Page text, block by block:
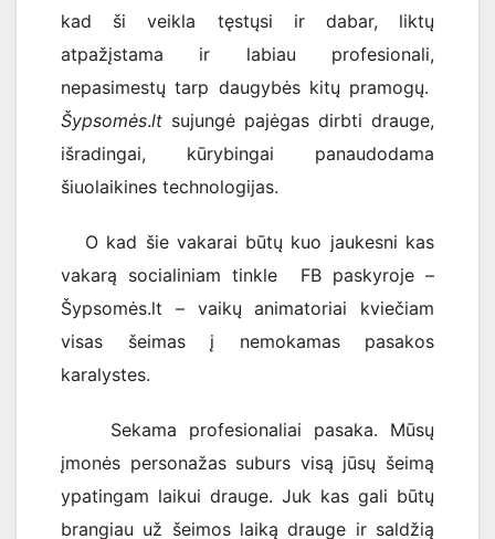
kad ši veikla tęstųsi ir dabar, liktų
atpažįstama ir labiau profesionali,
nepasimestų tarp daugybės kitų pramogų.
Šypsomės.lt sujungė pajėgas dirbti drauge,
išradingai, kūrybingai panaudodama
šiuolaikines technologijas.
O kad šie vakarai būtų kuo jaukesni kas
vakarą socialiniam tinkle FB paskyroje –
Šypsomės.lt – vaikų animatoriai kviečiam
visas šeimas į nemokamas pasakos
karalystes.
Sekama profesionaliai pasaka. Mūsų
įmonės personažas suburs visą jūsų šeimą
ypatingam laikui drauge. Juk kas gali būtų
brangiau už šeimos laiką drauge ir saldžią